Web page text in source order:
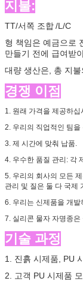
지불:
TT/서쪽 조합/L/C
형 책임은 예금으로
만들기 전에 급여받
대량 생산은, 총 지
경쟁 이점
1. 원래 가격을 제공하십
2. 우리의 직업적인 팀
3. 제 시간에 맞춰 납품.
4. 우수한 품질 관리: 각
5. 우리의 회사의 모든
관리 및 질은 둘 다 국제
6. 우리는 신제품을 개
7. 실리콘 물자 자명종은
기술 과정
1. 진흙 시제품, PU
2. 고객 PU 시제품 모